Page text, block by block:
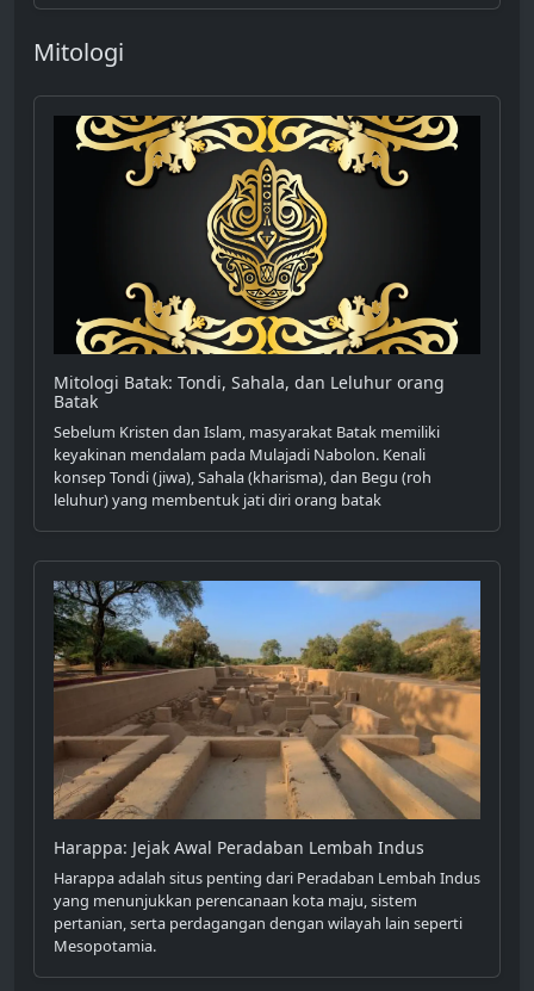
Mitologi
Mitologi Batak: Tondi, Sahala, dan Leluhur orang
Batak
Sebelum Kristen dan Islam, masyarakat Batak memiliki
keyakinan mendalam pada Mulajadi Nabolon. Kenali
konsep Tondi (jiwa), Sahala (kharisma), dan Begu (roh
leluhur) yang membentuk jati diri orang batak
Harappa: Jejak Awal Peradaban Lembah Indus
Harappa adalah situs penting dari Peradaban Lembah Indus
yang menunjukkan perencanaan kota maju, sistem
pertanian, serta perdagangan dengan wilayah lain seperti
Mesopotamia.